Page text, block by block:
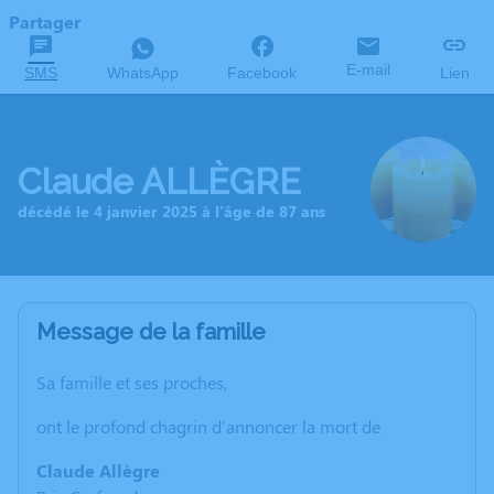
Partager
SMS WhatsApp Facebook E-mail Lien
Claude ALLÈGRE
décédé le 4 janvier 2025 à l'âge de 87 ans
Message de la famille
Sa famille et ses proches,
ont le profond chagrin d'annoncer la mort de
Claude Allègre